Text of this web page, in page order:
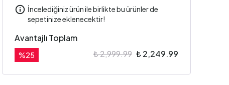
İncelediğiniz ürün ile birlikte bu ürünler de
sepetinize eklenecektir!
Avantajlı Toplam
%25 ₺ 2,999.99 ₺ 2,249.99